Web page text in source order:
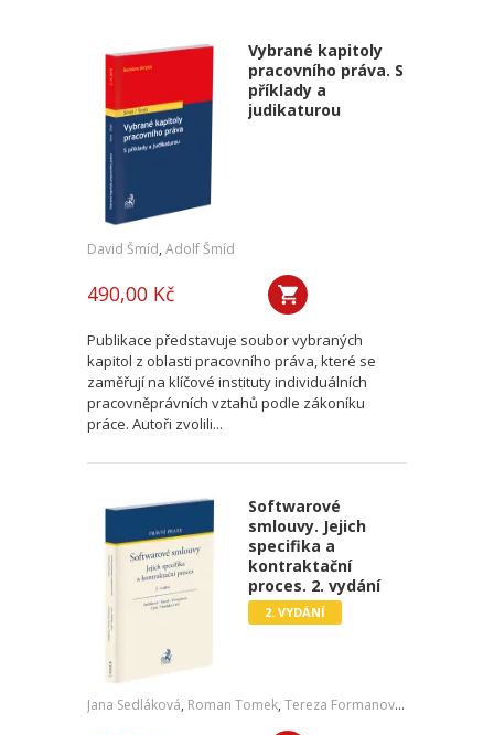
Vybrané kapitoly
pracovního práva. S
příklady a
judikaturou
David Šmíd, Adolf Šmíd
490,00 Kč
Publikace představuje soubor vybraných
kapitol z oblasti pracovního práva, které se
zaměřují na klíčové instituty individuálních
pracovněprávních vztahů podle zákoníku
práce. Autoři zvolili...
Softwarové
smlouvy. Jejich
specifika a
kontraktační
proces. 2. vydání
2. VYDÁNÍ
Jana Sedláková, Roman Tomek, Tereza Formanová ,